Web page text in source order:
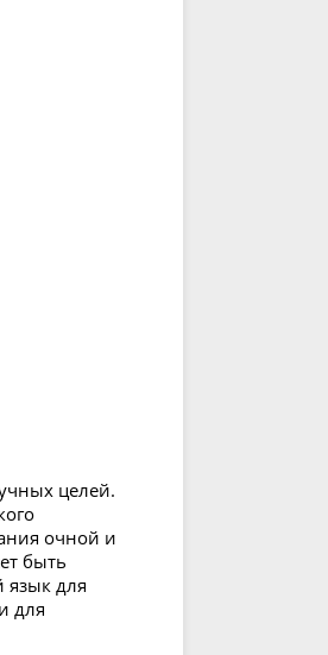
целей.
очной и
быть
язык для
для